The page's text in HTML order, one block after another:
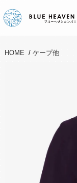
HOME / ケープ他